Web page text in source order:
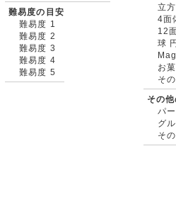
難易度の目安
難易度 1
難易度 2
難易度 3
難易度 4
難易度 5
立
4面
12
球
お
そ
その
パ
グ
そ